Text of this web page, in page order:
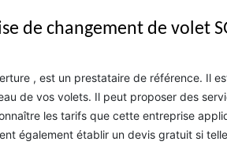
de changement de volet
, est un prestataire de référence. Il
de vos volets. Il peut proposer des
les tarifs que cette entreprise
également établir un devis gratuit si